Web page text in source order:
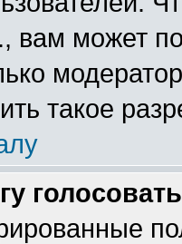
вам может
такое